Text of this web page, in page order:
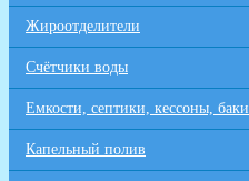
Жироотделители
Счётчики воды
Емкости, септики, кессоны, баки
Капельный полив